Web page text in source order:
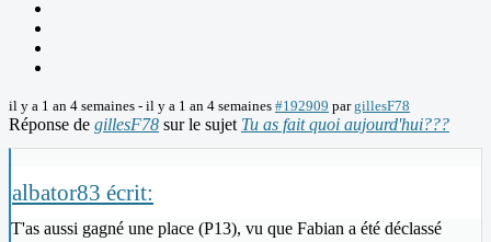
il y a 1 an 4 semaines - il y a 1 an 4 semaines #192909 pargillesF78
Réponse de gillesF78 sur le sujet Tu as fait quoi aujourd'hui???
albator83 écrit:
T'as aussi gagné une place (P13), vu que Fabian a été déclassé